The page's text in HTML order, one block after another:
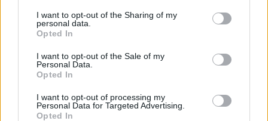
not limited to your visit or usage behaviour. You may click to
grant or deny consent to Google and its third-party tags to
use your data for below specified purposes in below Google
consent section.
I want to opt-out of the Sharing of my
personal data.
Opted In
I want to opt-out of the Sale of my
Personal Data.
Opted In
I want to opt-out of processing my
Personal Data for Targeted Advertising.
Opted In
Ricevi le nostre ultime news
daGoogle News